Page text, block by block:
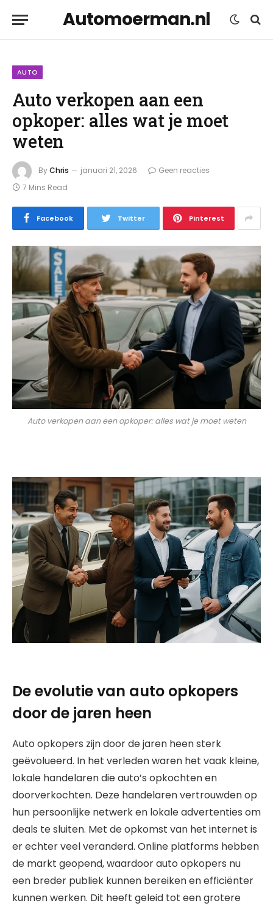
Automoerman.nl
AUTO
Auto verkopen aan een
opkoper: alles wat je moet
weten
ByChris januari 21, 2026
Geen reacties
7 Mins Read
Facebook Twitter Pinterest
Auto verkopen aan een opkoper: alles wat je moet weten
De evolutie van auto opkopers
door de jaren heen
Auto opkopers zijn door de jaren heen sterk
geëvolueerd. In het verleden waren het vaak kleine,
lokale handelaren die auto’s opkochten en
doorverkochten. Deze handelaren vertrouwden op
hun persoonlijke netwerk en lokale advertenties om
deals te sluiten. Met de opkomst van het internet is
er echter veel veranderd. Online platforms hebben
de markt geopend, waardoor auto opkopers nu
een breder publiek kunnen bereiken en efficiënter
kunnen werken. Dit heeft geleid tot een grotere